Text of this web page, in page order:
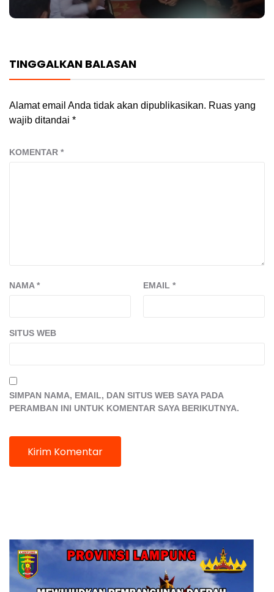
TINGGALKAN BALASAN
Alamat email Anda tidak akan dipublikasikan. Ruas yang
wajib ditandai *
KOMENTAR *
NAMA* EMAIL *
SITUS WEB
SIMPAN NAMA, EMAIL, DAN SITUS WEB SAYA PADA
PERAMBAN INI UNTUK KOMENTAR SAYA BERIKUTNYA.